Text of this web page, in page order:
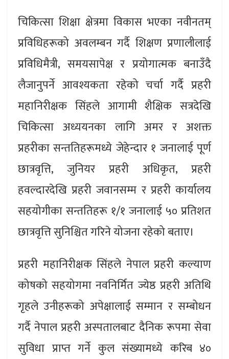
चिकित्सा शिक्षा क्षेत्रमा विकास भएका नवीनतम्
प्रविधिहरूको अवलम्बन गर्दै शिक्षण प्रणालीलाई
प्रविधिमैत्री, समयसापेक्ष र प्रयोगात्मक बनाउँदै
लैजानुपर्ने आवश्यकता रहेको चर्चा गर्दै प्रहरी
महानिरीक्षक सिंहले आगामी शैक्षिक सत्रदेखि
चिकित्सा अध्ययनका लागि अमर र अशक्त
प्रहरीका सन्ततिहरूमध्ये जेहेन्दार १ जनालाई पूर्ण
छात्रवृत्ति, जुनियर प्रहरी अधिकृत, प्रहरी
हवल्दारदेखि प्रहरी जवानसम्म र प्रहरी कार्यालय
सहयोगीका सन्ततिहरू १/१ जनालाई ५० प्रतिशत
छात्रवृत्ति सुनिश्चित गरिने योजना रहेको बताए।
प्रहरी महानिरीक्षक सिंहले नेपाल प्रहरी कल्याण
कोषको सहयोगमा नवनिर्मित ज्येष्ठ प्रहरी अतिथि
गृहले उनीहरूको अपेक्षालाई सम्मान र सम्बोधन
गर्दै नेपाल प्रहरी अस्पतालबाट दैनिक रूपमा सेवा
सुविधा प्राप्त गर्ने कुल संख्यामध्ये करिब ४०